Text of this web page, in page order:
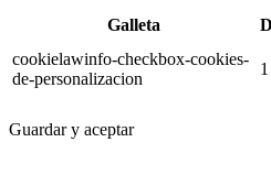
Galleta
cookielawinfo-checkbox-cookies-
de-personalizacion
Guardar y aceptar